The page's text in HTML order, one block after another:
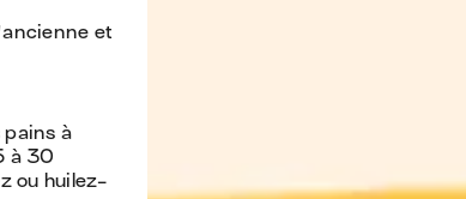
et
pains à
à 30
ou huilez-